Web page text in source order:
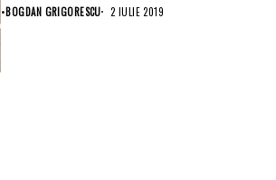
•BOGDAN GRIGORESCU 2 IULIE 2019